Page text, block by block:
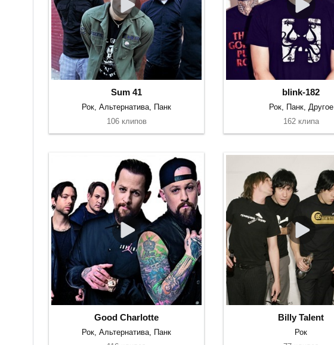
Sum 41
Рок, Альтернатива, Панк
106 клипов
blink-182
Рок, Панк, Другое
162 клипа
Good Charlotte
Рок, Альтернатива, Панк
Billy Talent
Рок